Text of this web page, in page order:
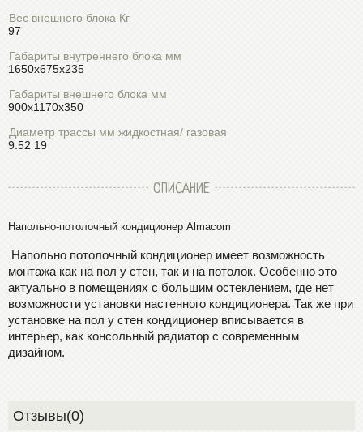
Вес внешнего блока Кг
97
Габариты внутреннего блока мм
1650х675х235
Габариты внешнего блока мм
900х1170х350
Диаметр трассы мм жидкостная/ газовая
9.52 19
ОПИСАНИЕ
Напольно-потолочный кондиционер Almacom
Напольно потолочный кондиционер имеет возможность
монтажа как на пол у стен, так и на потолок. Особенно это
актуально в помещениях с большим остеклением, где нет
возможности установки настенного кондиционера. Так же при
установке на пол у стен кондиционер вписывается в
интерьер, как консольный радиатор с современным
дизайном.
Отзывы(0)